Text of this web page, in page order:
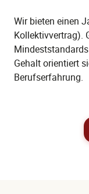
Wir bieten einen
Kollektivvertrag).
Gehalt orientiert
Berufserfahrung.